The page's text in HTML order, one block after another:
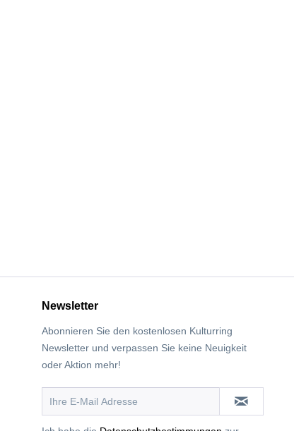
Newsletter
Abonnieren Sie den kostenlosen Kulturring
Newsletter und verpassen Sie keine Neuigkeit
oder Aktion mehr!